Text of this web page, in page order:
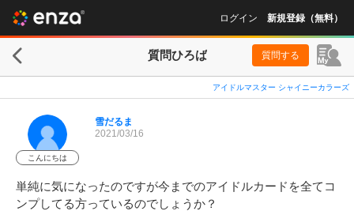
ログイン 新規登録（無料）
質問ひろば 質問する
アイドルマスター シャイニーカラーズ
こんにちは
雪だるま
2021/03/16
単純に気になったのですが今までのアイドルカードを全てコ
ンプしてる方っているのでしょうか？